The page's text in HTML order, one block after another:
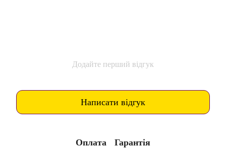
Додайте перший відгук
Написати відгук
Оплата Гарантія